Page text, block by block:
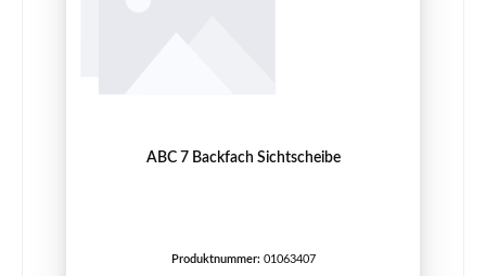
ABC 7 Backfach Sichtscheibe
Produktnummer: 01063407